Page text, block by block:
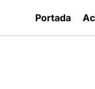
Portada